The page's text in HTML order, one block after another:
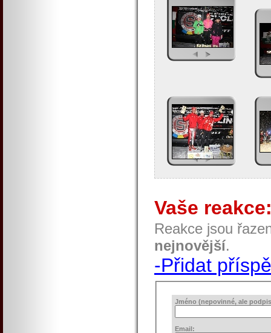
Vaše
Reakce jsou
nejnovější.
-Přidat
Jméno (nepovinné, ale
Email: